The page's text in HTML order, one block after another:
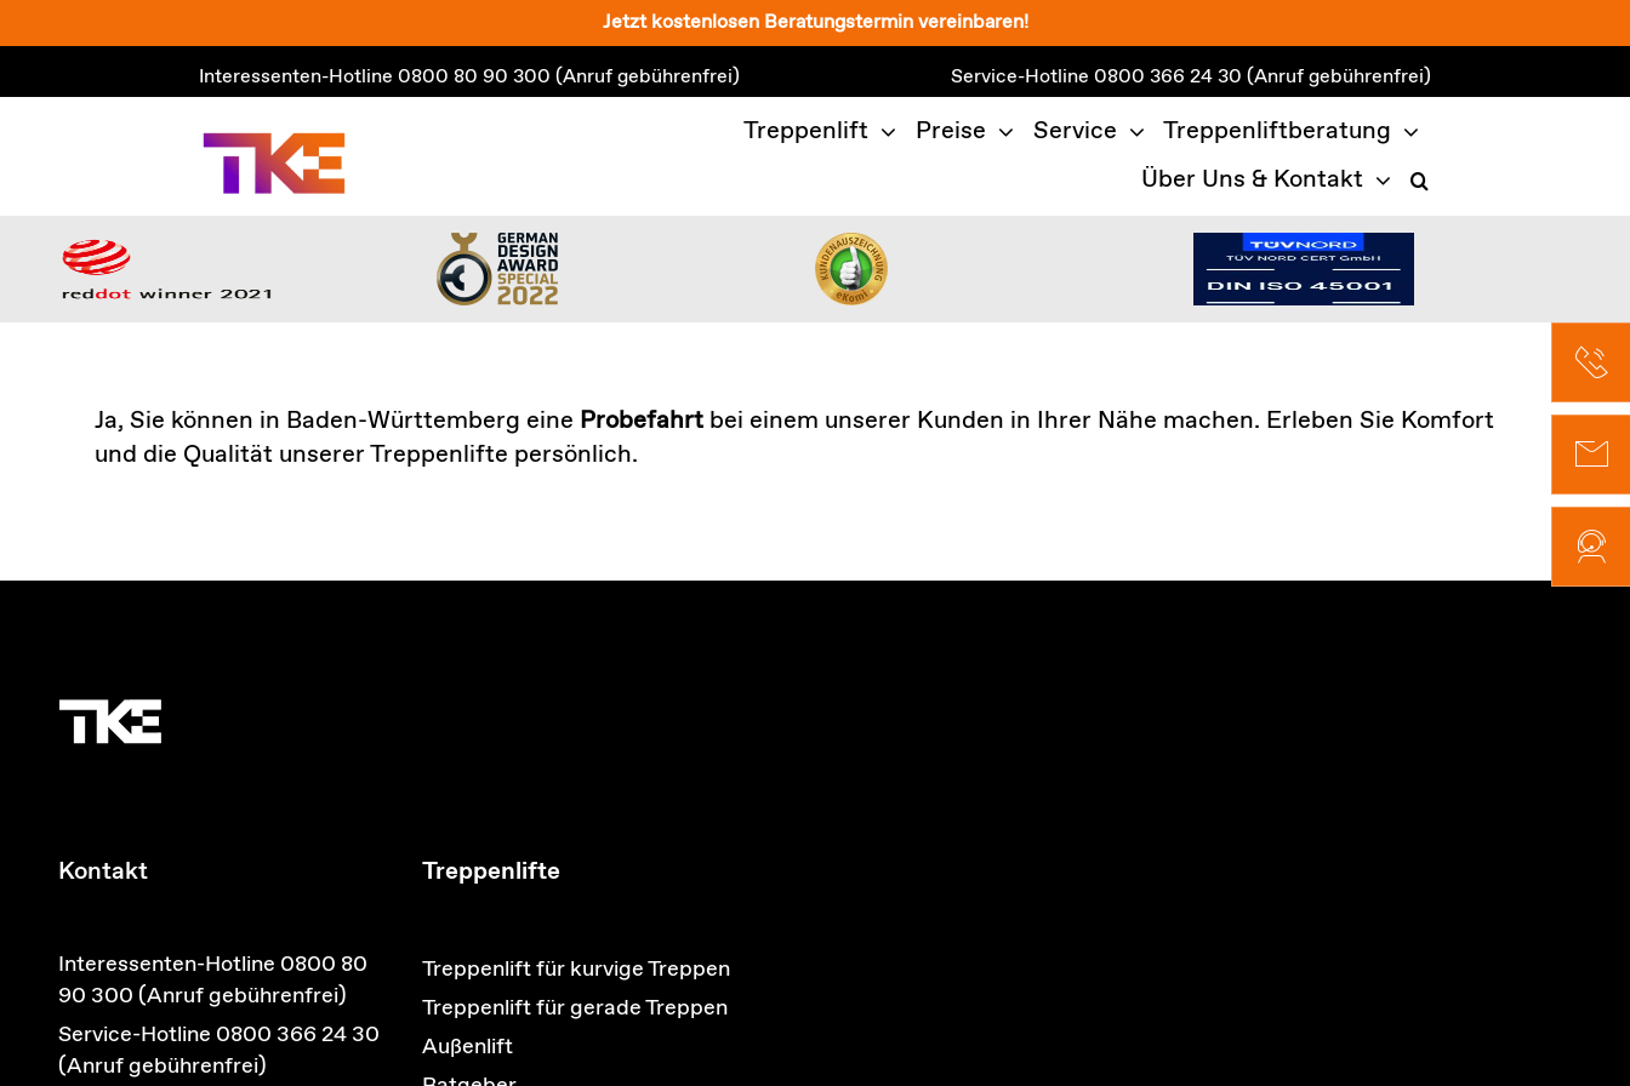
Inhalt
Jetzt kostenlosen Beratungstermin vereinbaren!
Interessenten-Hotline 0800 80 90 300 (Anruf gebührenfrei) Service-Hotline0800 366 24 30 (Anruf gebührenfrei)
Treppenlift Preise Service
Treppenliftberatung
Über Uns & Kontakt
Ja, Sie können in Baden-Württemberg eine Probefahrt bei einem unserer Kunden in Ihrer Nähe machen. Erleben Sie Komfort
und die Qualität unserer Treppenlifte persönlich.
Kontakt
Interessenten-Hotline 0800 80
90 300 (Anruf gebührenfrei)
Service-Hotline 0800 366 24 30
(Anruf gebührenfrei)
Treppenlifte
Treppenlift für kurvige Treppen
Treppenlift für gerade Treppen
Außenlift